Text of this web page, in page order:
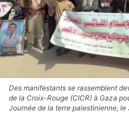
Des manifestants se rassemblent
de la Croix-Rouge (CICR) à Gaza
Journée de la terre palestinienne, le